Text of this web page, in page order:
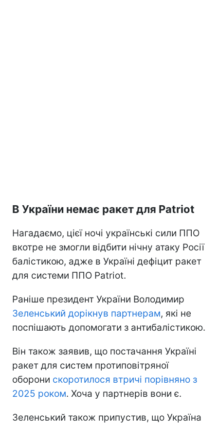
В України немає ракет для Patriot
Нагадаємо, цієї ночі українські сили ППО
вкотре не змогли відбити нічну атаку Росії
балістикою, адже в Україні дефіцит ракет
для системи ППО Patriot.
Раніше президент України Володимир
Зеленський дорікнув партнерам, які не
поспішають допомогати з антибалістикою.
Він також заявив, що постачання Україні
ракет для систем протиповітряної
оборони скоротилося втричі порівняно з
2025 роком. Хоча у партнерів вони є.
Зеленський також припустив, що Україна